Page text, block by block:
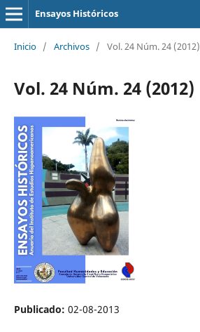
Ensayos Históricos
Inicio / Archivos / Vol. 24 Núm. 24 (2012)
Vol. 24 Núm. 24 (2012)
Publicado: 02-08-2013